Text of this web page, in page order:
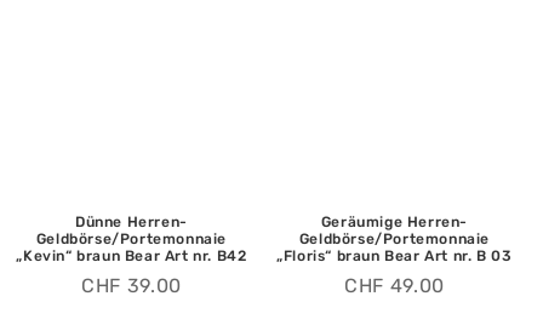
Dünne Herren-
Geldbörse/Portemonnaie
„Kevin“ braun Bear Art nr. B42
CHF 39.00
Geräumige Herren-
Geldbörse/Portemonnaie
„Floris“ braun Bear Art nr. B 03
CHF 49.00